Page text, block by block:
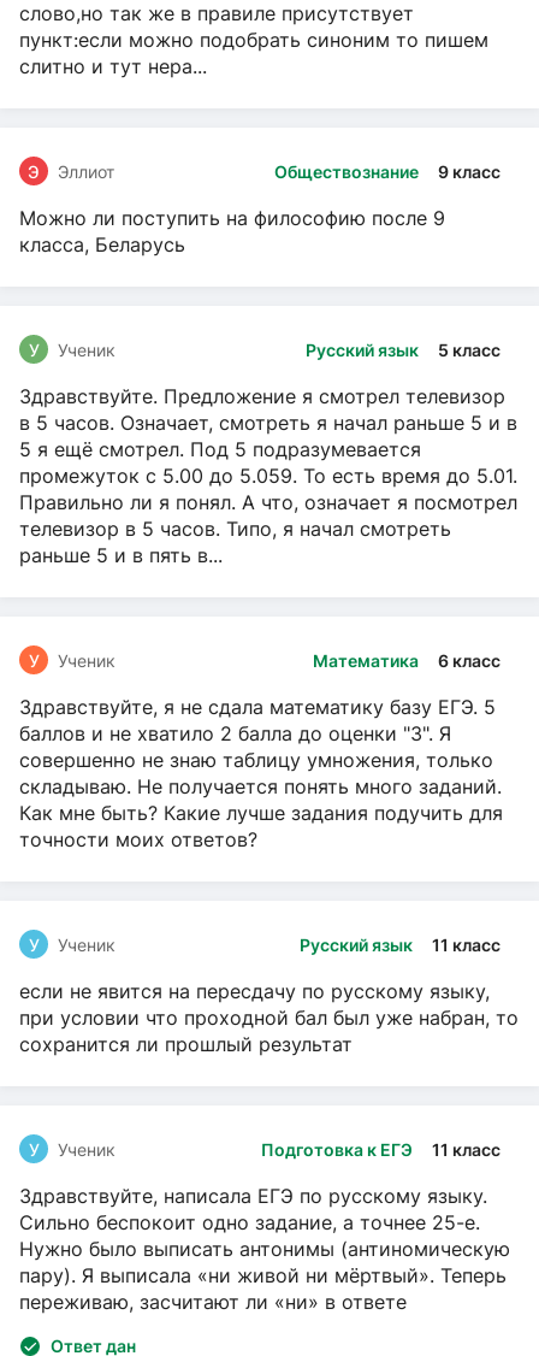
слово,но так же в правиле присутствует
пункт:если можно подобрать синоним то пишем
слитно и тут нера...
Обществознание 9 класс
Э Эллиот
Можно ли поступить на философию после 9
класса, Беларусь
Русский язык 5 класс
У Ученик
Здравствуйте. Предложение я смотрел телевизор
в 5 часов. Означает, смотреть я начал раньше 5 и в
5 я ещё смотрел. Под 5 подразумевается
промежуток с 5.00 до 5.059. То есть время до 5.01.
Правильно ли я понял. А что, означает я посмотрел
телевизор в 5 часов. Типо, я начал смотреть
раньше 5 и в пять в...
Математика 6 класс
У Ученик
Здравствуйте, я не сдала математику базу ЕГЭ. 5
баллов и не хватило 2 балла до оценки "3". Я
совершенно не знаю таблицу умножения, только
складываю. Не получается понять много заданий.
Как мне быть? Какие лучше задания подучить для
точности моих ответов?
Русский язык 11 класс
У Ученик
если не явится на пересдачу по русскому языку,
при условии что проходной бал был уже набран, то
сохранится ли прошлый результат
Подготовка к ЕГЭ 11 класс
У Ученик
Здравствуйте, написала ЕГЭ по русскому языку.
Сильно беспокоит одно задание, а точнее 25-е.
Нужно было выписать антонимы (антиномическую
пару). Я выписала «ни живой ни мёртвый». Теперь
переживаю, засчитают ли «ни» в ответе
Ответ дан